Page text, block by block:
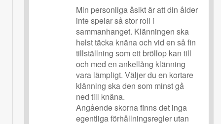
Min personliga åsikt är att din ålder
inte spelar så stor roll i
sammanhanget. Klänningen ska
helst täcka knäna och vid en så fin
tillställning som ett bröllop kan till
och med en ankellång klänning
vara lämpligt. Väljer du en kortare
klänning ska den som minst gå
ned till knäna.
Angående skorna finns det inga
egentliga förhållningsregler utan